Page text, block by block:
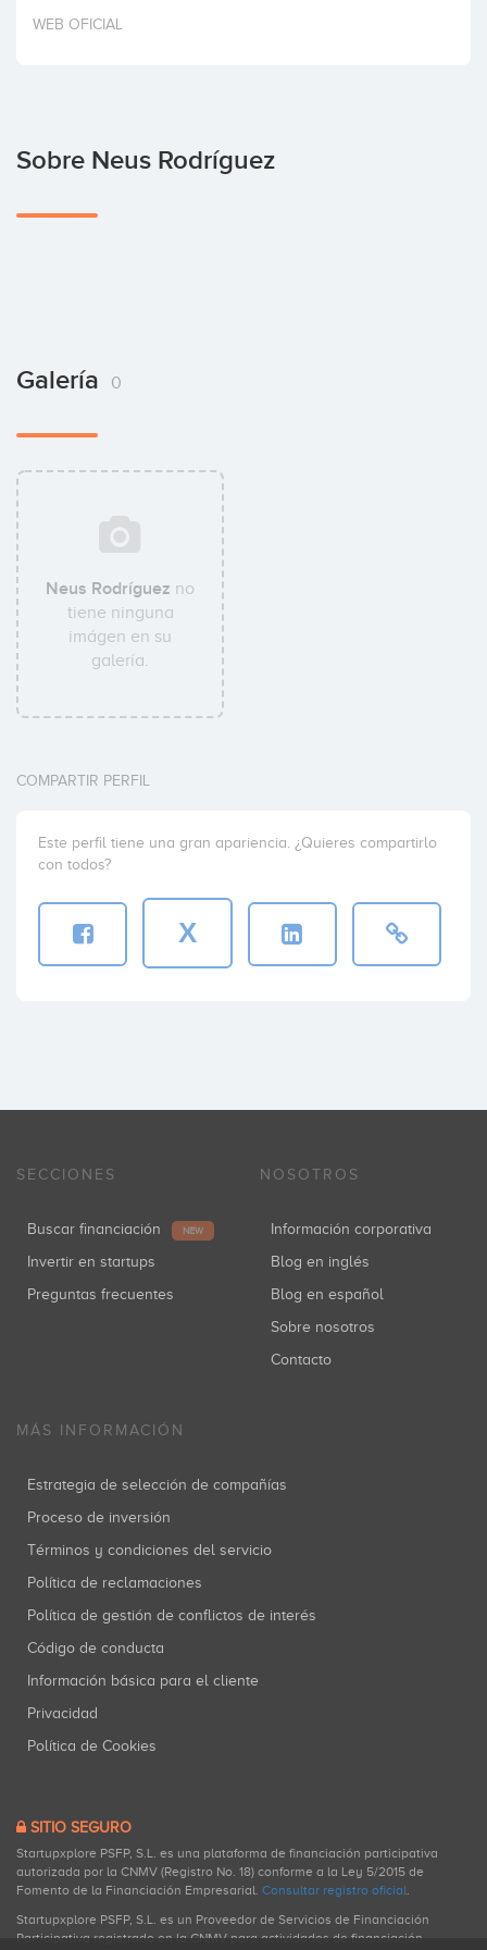
Invertir
WEB OFICIAL
Sobre Neus Rodríguez
Galería 0
Neus Rodríguez no
tiene ninguna
imágen en su
galería.
COMPARTIR PERFIL
Este perfil tiene una gran apariencia. ¿Quieres compartirlo
con todos?
X
SECCIONES
Buscar financiación NEW
Invertir en startups
Preguntas frecuentes
NOSOTROS
Información corporativa
Blog en inglés
Blog en español
Sobre nosotros
Contacto
MÁS INFORMACIÓN
Estrategia de selección de compañías
Proceso de inversión
Términos y condiciones del servicio
Política de reclamaciones
Política de gestión de conflictos de interés
Código de conducta
Información básica para el cliente
Privacidad
Política de Cookies
SITIO SEGURO
Startupxplore PSFP, S.L. es una plataforma de financiación participativa
autorizada por la CNMV (Registro No. 18) conforme a la Ley 5/2015 de
Fomento de la Financiación Empresarial. Consultar registro oficial.
Startupxplore PSFP, S.L. es un Proveedor de Servicios de Financiación
Participativa registrado en la CNMV para actividades de financiación